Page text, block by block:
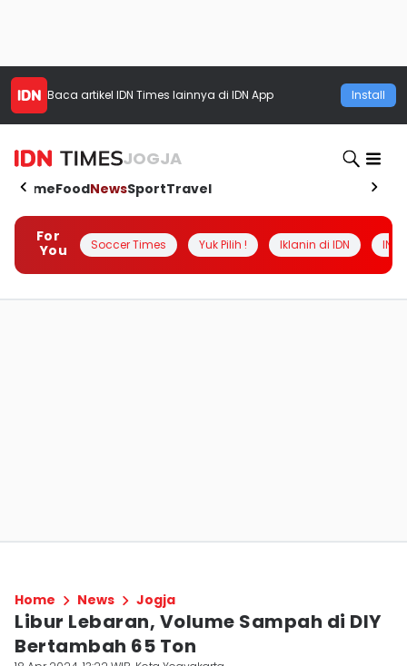
Baca artikel IDN Times lainnya di IDN App Install
JOGJA
HomeFoodNewsSportTravel
For
You
Soccer Times Yuk Pilih ! Iklanin di IDN
Home News Jogja
Libur Lebaran, Volume Sampah di DIY
Bertambah 65 Ton